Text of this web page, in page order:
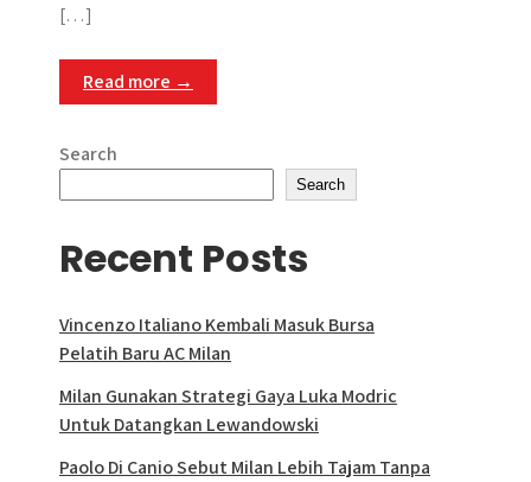
[…]
Read more →
Search
Search
Recent Posts
Vincenzo Italiano Kembali Masuk Bursa
Pelatih Baru AC Milan
Milan Gunakan Strategi Gaya Luka Modric
Untuk Datangkan Lewandowski
Paolo Di Canio Sebut Milan Lebih Tajam Tanpa